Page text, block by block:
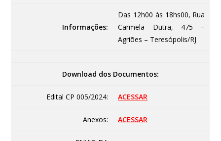
Informações:
Das 12h00 às 18hs00, Rua
Carmela Dutra, 475 –
Agriões – Teresópolis/RJ
Download dos Documentos:
Edital CP 005/2024: ACESSAR
Anexos: ACESSAR